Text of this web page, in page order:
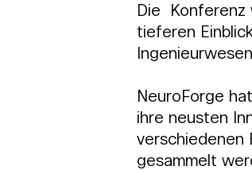
Die
tieferen
NeuroForge
ihre neusten
verschiedenen
gesammelt